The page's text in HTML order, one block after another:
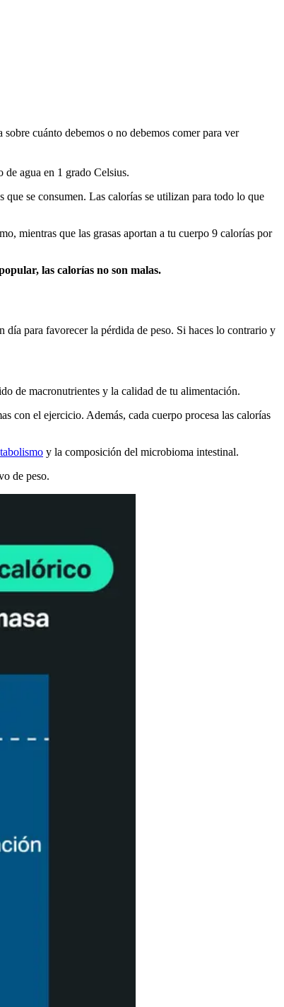
cuánto debemos o no debemos comer para ver
de agua en 1 grado Celsius.
se consumen. Las calorías se utilizan para todo lo que
mientras que las grasas aportan a tu cuerpo 9 calorías por
las calorías no son malas.
para favorecer la pérdida de peso. Si haces lo contrario y
de macronutrientes y la calidad de tu alimentación.
con el ejercicio. Además, cada cuerpo procesa las calorías
y la composición del microbioma intestinal.
de peso.